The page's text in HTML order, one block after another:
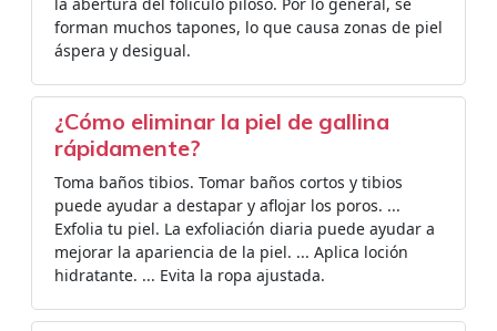
forman muchos tapones, lo que causa zonas de piel
áspera y desigual.
¿Cómo eliminar la piel de gallina
rápidamente?
Toma baños tibios. Tomar baños cortos y tibios
puede ayudar a destapar y aflojar los poros. ...
Exfolia tu piel. La exfoliación diaria puede ayudar a
mejorar la apariencia de la piel. ... Aplica loción
hidratante. ... Evita la ropa ajustada.